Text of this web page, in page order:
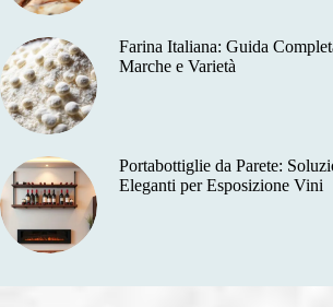
Farina Italiana: Guida
Marche e Varietà
Portabottiglie da Parete:
Eleganti per Esposizione Vini